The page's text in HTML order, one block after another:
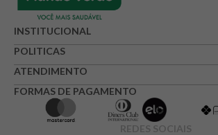
Avalie o produto de 1 até 5 estrelas
★★★☆
Endereço de e-mail
INSTITUCIONAL
POLITICAS
ATENDIMENTO
FORMAS DE PAGAMENTO
REDES SOCIAIS